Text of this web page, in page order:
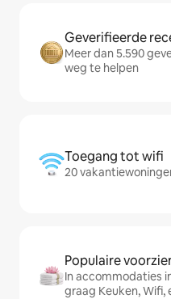
Geverifieerde
Meer dan 5.590
weg te helpen
Toegang tot wifi
20
Populaire
In accommodaties
graag Keuken, Wifi,